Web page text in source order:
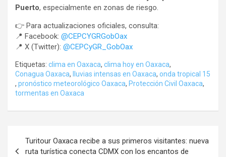
Puerto, especialmente en zonas de riesgo.
👉 Para actualizaciones oficiales, consulta:
📍 Facebook: @CEPCYGRGobOax
📍 X (Twitter): @CEPCyGR_GobOax
Etiquetas: clima en Oaxaca, clima hoy en Oaxaca,
Conagua Oaxaca, lluvias intensas en Oaxaca, onda tropical 15
, pronóstico meteorológico Oaxaca, Protección Civil Oaxaca,
tormentas en Oaxaca
de
Turitour Oaxaca recibe a sus primeros visitantes: nueva
ruta turística conecta CDMX con los encantos de